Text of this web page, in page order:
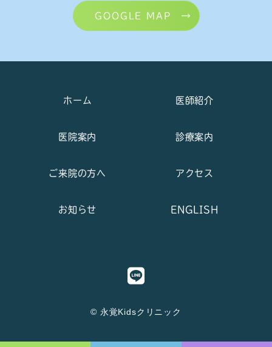
GOOGLE MAP
ホーム 医師紹介
医院案内 診療案内
ご来院の方へ アクセス
お知らせ ENGLISH
© 永覚Kidsクリニック